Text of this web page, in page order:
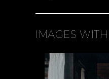
IMAGES